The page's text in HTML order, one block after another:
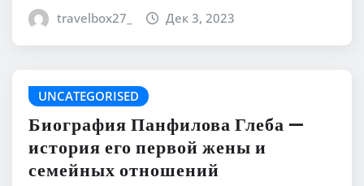
travelbox27_ Дек 3, 2023
UNCATEGORISED
Биография Панфилова Глеба —
история его первой жены и
семейных отношений